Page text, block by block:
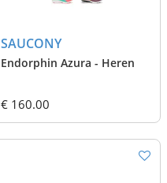
SAUCONY
Endorphin Azura - Heren
€ 160.00